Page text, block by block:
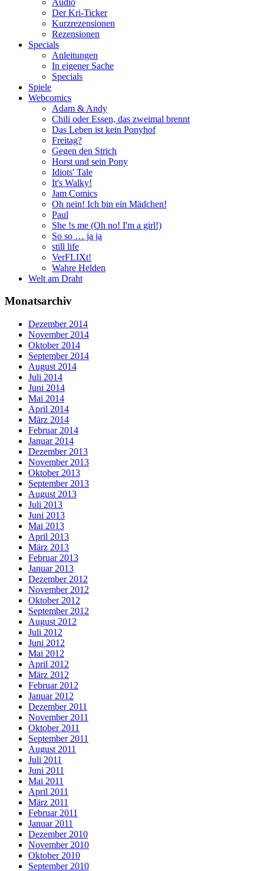
Der Kri-Ticker
Kurzrezensionen
Rezensionen
Specials
Anleitungen
In eigener Sache
Specials
Spiele
Webcomics
Adam & Andy
Chili oder Essen, das zweimal brennt
Das Leben ist kein Ponyhof
Freitag?
Gegen den Strich
Horst und sein Pony
Idiots' Tale
It's Walky!
Jam Comics
Oh nein! Ich bin ein Mädchen!
Paul
She !s me (Oh no! I'm a girl!)
So so … ja ja
still life
VerFLIXt!
Wahre Helden
Welt am Draht
Monatsarchiv
Dezember 2014
November 2014
Oktober 2014
September 2014
August 2014
Juli 2014
Juni 2014
Mai 2014
April 2014
März 2014
Februar 2014
Januar 2014
Dezember 2013
November 2013
Oktober 2013
September 2013
August 2013
Juli 2013
Juni 2013
Mai 2013
April 2013
März 2013
Februar 2013
Januar 2013
Dezember 2012
November 2012
Oktober 2012
September 2012
August 2012
Juli 2012
Juni 2012
Mai 2012
April 2012
März 2012
Februar 2012
Januar 2012
Dezember 2011
November 2011
Oktober 2011
September 2011
August 2011
Juli 2011
Juni 2011
Mai 2011
April 2011
März 2011
Februar 2011
Januar 2011
Dezember 2010
November 2010
Oktober 2010
September 2010